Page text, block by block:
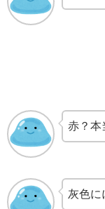
赤？本
灰色に